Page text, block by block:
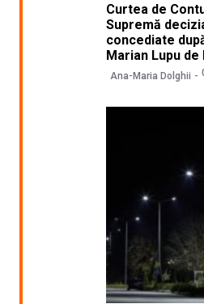
Curtea de
Supremă
concediate
Marian Lupu
Ana-Maria Dolghii